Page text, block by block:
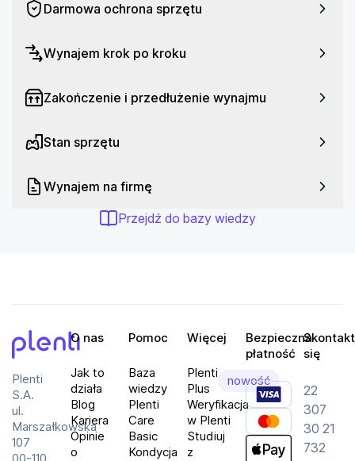
Przeznaczenie: Do telefonów - Transmisja
15 - 18000 Hz - Aktywna redukcja szumów (ANC):
Polar Flow, Bluetooth 5.2, Czas ładowania: 1.5h,
Dedykowana aplikacja, Etui z funkcją ładowania,
Odporny na kurz, Pomiar temperatury ciała, Pomiar
AAC, aptX, Sterowanie dotykowe, Szybkie
40 m - Kolor: Czarny
Darmowa ochrona sprzętu
Wynajem krok po kroku
Zakończenie i przedłużenie wynajmu
Stan sprzętu
Wynajem na firmę
Przejdź do bazy wiedzy
Plenti
S.A.
ul.
Marszałkowska
107
O nas
Jak to
działa
Blog
Kariera
Opinie
o
Pomoc
Baza
wiedzy
Plenti
Care
Basic
Kondycja
Więcej
Plenti
Plus
nowość
Weryfikacja
w Plenti
Studiuj
z
Bezpieczna
płatność
się
22
307
30 21
732